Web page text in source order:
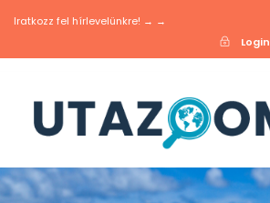
Iratkozz fel hírlevelünkre! → →
Login